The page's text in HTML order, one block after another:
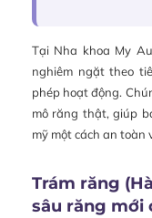
Tại Nha khoa My
nghiêm ngặt theo
phép hoạt động.
mô răng thật, giúp
mỹ một cách an toàn
Trám răng
sâu răng mới